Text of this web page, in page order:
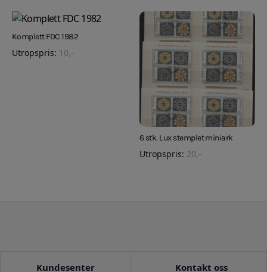
Komplett FDC 1982
Utropspris: 10,-
6 stk. Lux stemplet miniark
Utropspris: 20,-
Kundesenter Kontakt oss